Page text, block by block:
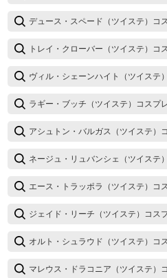
デュース・スペード（ツイステ）コ
トレイ・クローバー（ツイステ）コ
ヴィル・シェーンハイト（ツイステ
ラギー・ブッチ（ツイステ）コスプ
アシュトン・バルガス（ツイステ）
ネージュ・リュバンシェ（ツイステ
エース・トラッポラ（ツイステ）コ
ジェイド・リーチ（ツイステ）コス
オルト・シュラウド（ツイステ）コ
マレウス・ドラコニア（ツイステ）